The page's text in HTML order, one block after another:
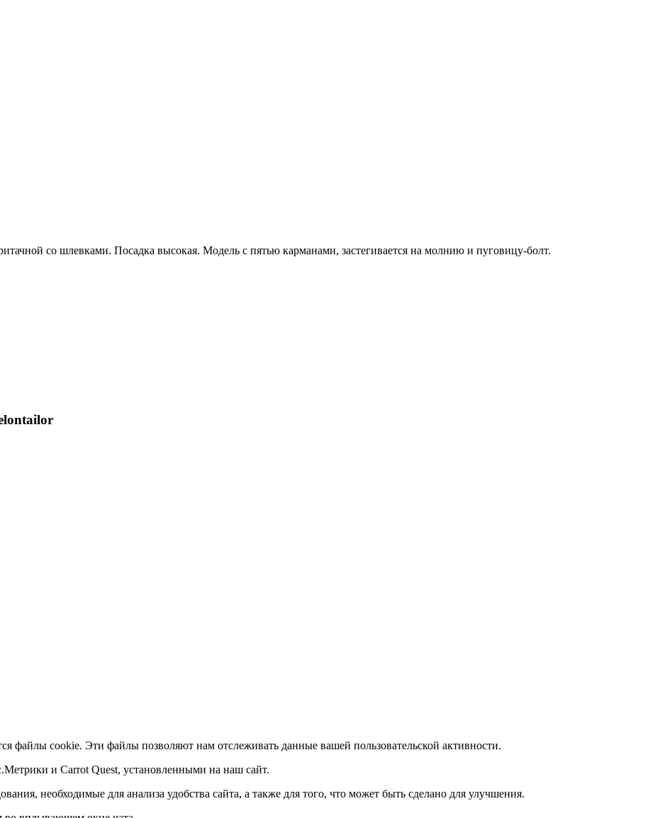
со шлевками. Посадка высокая. Модель с пятью карманами, застегивается на молнию и пуговицу-болт.
файлы cookie. Эти файлы позволяют нам отслеживать данные вашей пользовательской активности.
и Carrot Quest, установленными на наш сайт.
необходимые для анализа удобства сайта, а также для того, что может быть сделано для улучшения.